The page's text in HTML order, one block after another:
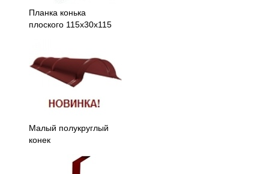
Планка конька
плоского 115х30х115
Малый полукруглый
конек